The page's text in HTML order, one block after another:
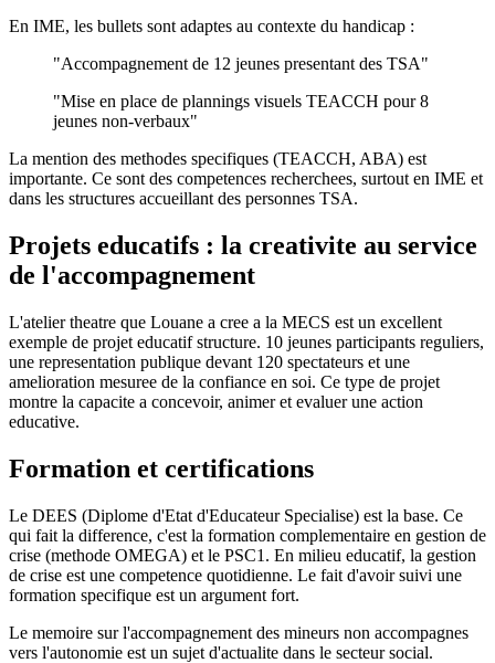
En IME, les bullets sont adaptes au contexte du handicap :
"Accompagnement de 12 jeunes presentant des TSA"
"Mise en place de plannings visuels TEACCH pour 8
jeunes non-verbaux"
La mention des methodes specifiques (TEACCH, ABA) est
importante. Ce sont des competences recherchees, surtout en IME et
dans les structures accueillant des personnes TSA.
Projets educatifs : la creativite au service
de l'accompagnement
L'atelier theatre que Louane a cree a la MECS est un excellent
exemple de projet educatif structure. 10 jeunes participants reguliers,
une representation publique devant 120 spectateurs et une
amelioration mesuree de la confiance en soi. Ce type de projet
montre la capacite a concevoir, animer et evaluer une action
educative.
Formation et certifications
Le DEES (Diplome d'Etat d'Educateur Specialise) est la base. Ce
qui fait la difference, c'est la formation complementaire en gestion de
crise (methode OMEGA) et le PSC1. En milieu educatif, la gestion
de crise est une competence quotidienne. Le fait d'avoir suivi une
formation specifique est un argument fort.
Le memoire sur l'accompagnement des mineurs non accompagnes
vers l'autonomie est un sujet d'actualite dans le secteur social.